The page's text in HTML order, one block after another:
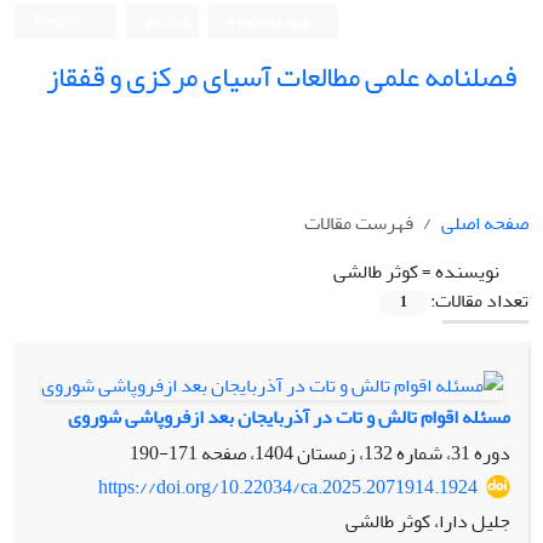
فصلنامه علمی مطالعات آسیای مرکزی و قفقاز
صفحه اصلی
فهرست مقالات
نویسنده =کوثر طالشی
تعداد مقالات:
1
مسئله اقوام تالش و تات در آذربایجان بعد ازفروپاشی شوروی
دوره 31، شماره 132، زمستان 1404، صفحه
171-190
https://doi.org/10.22034/ca.2025.2071914.1924
جلیل دارا، کوثر طالشی